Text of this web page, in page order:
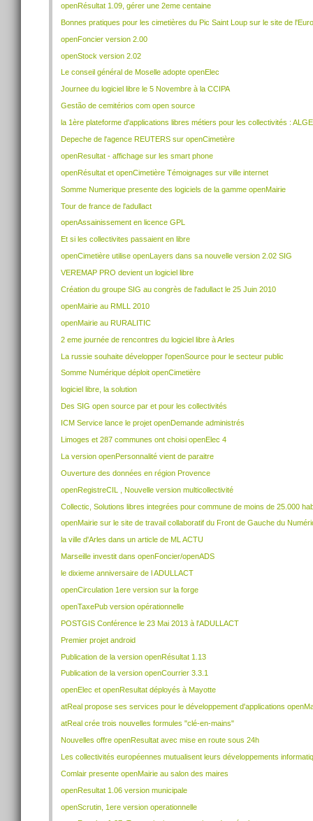
openRésultat 1.09, gérer une 2eme centaine
Bonnes pratiques pour les cimetières du Pic Saint Loup sur le site de
openFoncier version 2.00
openStock version 2.02
Le conseil général de Moselle adopte openElec
Journee du logiciel libre le 5 Novembre à la CCIPA
Gestão de cemitérios com open source
la 1ère plateforme d'applications libres métiers pour les collectivités :
Depeche de l'agence REUTERS sur openCimetière
openResultat - affichage sur les smart phone
openRésultat et openCimetière Témoignages sur ville internet
Somme Numerique presente des logiciels de la gamme openMairie
Tour de france de l'adullact
openAssainissement en licence GPL
Et si les collectivites passaient en libre
openCimetière utilise openLayers dans sa nouvelle version 2.02 SIG
VEREMAP PRO devient un logiciel libre
Création du groupe SIG au congrès de l'adullact le 25 Juin 2010
openMairie au RMLL 2010
openMairie au RURALITIC
2 eme journée de rencontres du logiciel libre à Arles
La russie souhaite développer l'openSource pour le secteur public
Somme Numérique déploit openCimetière
logiciel libre, la solution
Des SIG open source par et pour les collectivités
ICM Service lance le projet openDemande administrés
Limoges et 287 communes ont choisi openElec 4
La version openPersonnalité vient de paraitre
Ouverture des données en région Provence
openRegistreCIL , Nouvelle version multicollectivité
Collectic, Solutions libres integrées pour commune de moins de 25.000
openMairie sur le site de travail collaboratif du Front de Gauche du
la ville d'Arles dans un article de ML ACTU
Marseille investit dans openFoncier/openADS
le dixieme anniversaire de l ADULLACT
openCirculation 1ere version sur la forge
openTaxePub version opérationnelle
POSTGIS Conférence le 23 Mai 2013 à l'ADULLACT
Premier projet android
Publication de la version openRésultat 1.13
Publication de la version openCourrier 3.3.1
openElec et openResultat déployés à Mayotte
atReal propose ses services pour le développement d'applications
atReal crée trois nouvelles formules "clé-en-mains"
Nouvelles offre openResultat avec mise en route sous 24h
Les collectivités européennes mutualisent leurs développements
Comlair presente openMairie au salon des maires
openResultat 1.06 version municipale
openScrutin, 1ere version operationnelle